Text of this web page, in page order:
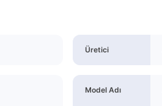
Üretici
Model Adı